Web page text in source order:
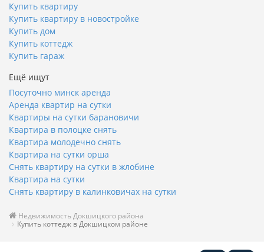
Купить квартиру
Купить квартиру в новостройке
Купить дом
Купить коттедж
Купить гараж
Ещё ищут
Посуточно минск аренда
Аренда квартир на сутки
Квартиры на сутки барановичи
Квартира в полоцке снять
Квартира молодечно снять
Квартира на сутки орша
Снять квартиру на сутки в жлобине
Квартира на сутки
Снять квартиру в калинковичах на сутки
Недвижимость Докшицкого района
Купить коттедж в Докшицком районе